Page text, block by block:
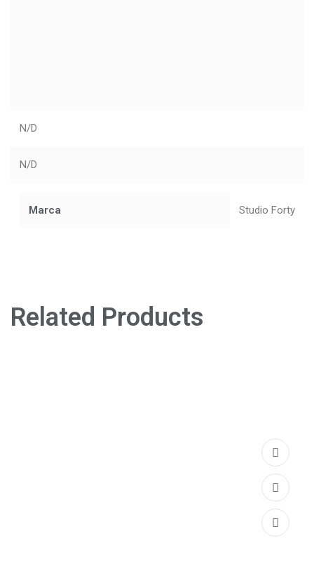
N/D
N/D
Marca Studio Forty
Related Products